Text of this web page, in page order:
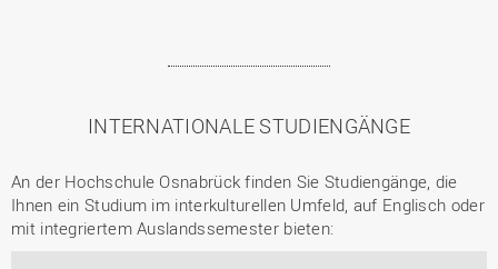
INTERNATIONALE STUDIENGÄNGE
An der Hochschule Osnabrück finden Sie Studiengänge, die
Ihnen ein Studium im interkulturellen Umfeld, auf Englisch oder
mit integriertem Auslandssemester bieten: